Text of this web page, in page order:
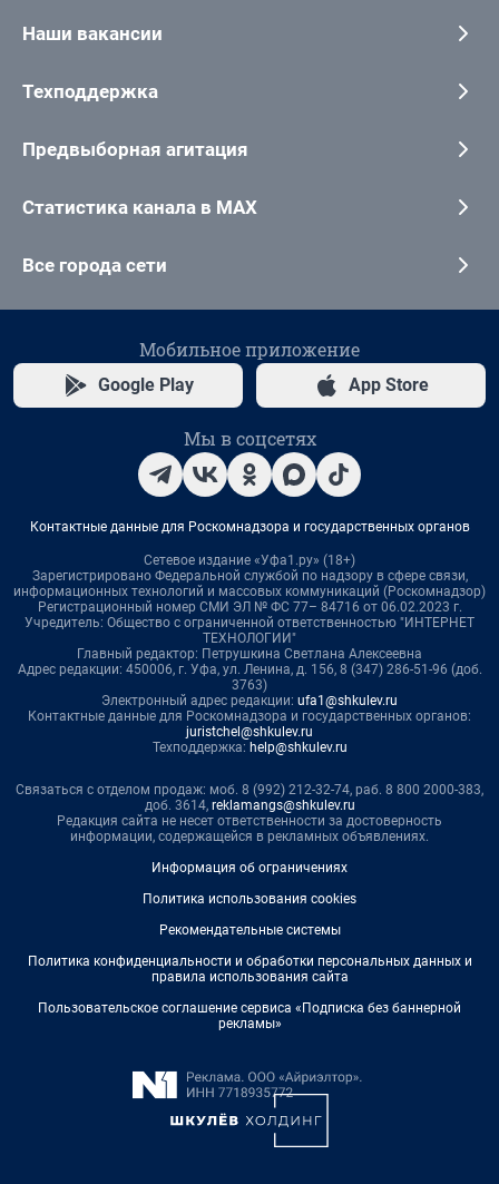
Наши вакансии
Техподдержка
Предвыборная агитация
Статистика канала в MAX
Все города сети
Мобильное приложение
Google Play App Store
Мы в соцсетях
Контактные данные для Роскомнадзора и государственных органов
Сетевое издание «Уфа1.ру» (18+)
Зарегистрировано Федеральной службой по надзору в сфере связи,
информационных технологий и массовых коммуникаций (Роскомнадзор)
Регистрационный номер СМИ ЭЛ № ФС 77– 84716 от 06.02.2023 г.
Учредитель: Общество с ограниченной ответственностью "ИНТЕРНЕТ
ТЕХНОЛОГИИ"
Главный редактор: Петрушкина Светлана Алексеевна
Адрес редакции: 450006, г. Уфа, ул. Ленина, д. 156, 8 (347) 286-51-96 (доб.
3763)
Электронный адрес редакции: ufa1@shkulev.ru
Контактные данные для Роскомнадзора и государственных органов:
juristchel@shkulev.ru
Техподдержка: help@shkulev.ru
Связаться с отделом продаж: моб. 8 (992) 212-32-74, раб. 8 800 2000-383,
доб. 3614, reklamangs@shkulev.ru
Редакция сайта не несет ответственности за достоверность
информации, содержащейся в рекламных объявлениях.
Информация об ограничениях
Политика использования cookies
Рекомендательные системы
Политика конфиденциальности и обработки персональных данных и
правила использования сайта
Пользовательское соглашение сервиса «Подписка без баннерной
рекламы»